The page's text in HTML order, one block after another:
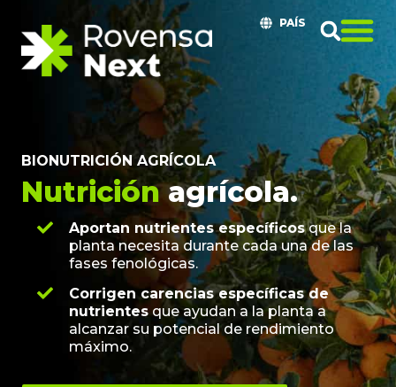
PAÍS
BIONUTRICIÓN AGRÍCOLA
Nutriciónagrícola.
Aportan nutrientes específicosque la
planta necesita durante cada una de las
fases fenológicas.
Corrigen carencias específicas de
nutrientesque ayudan a la planta a
alcanzar su potencial de rendimiento
máximo.